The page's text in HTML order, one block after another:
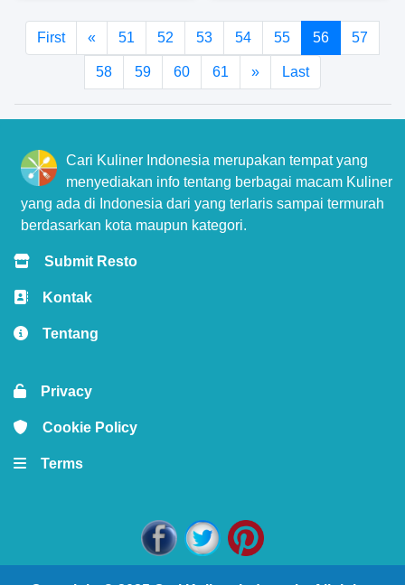
First « 51 52 53 54 55 56 57
58 59 60 61 » Last
Cari Kuliner Indonesia merupakan tempat yang
menyediakan info tentang berbagai macam Kuliner
yang ada di Indonesia dari yang terlaris sampai termurah
berdasarkan kota maupun kategori.
Submit Resto
Kontak
Tentang
Privacy
Cookie Policy
Terms